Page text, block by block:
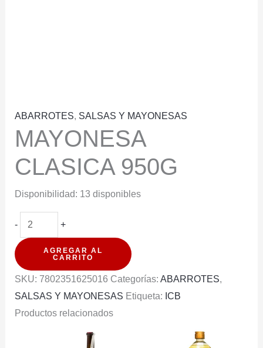
ABARROTES, SALSAS Y MAYONESAS
MAYONESA
CLASICA 950G
Disponibilidad: 13 disponibles
-
MAYONESA
CLASICA
cantidad
+
AGREGAR AL
CARRITO
SKU: 7802351625016 Categorías: ABARROTES,
SALSAS Y MAYONESAS Etiqueta: ICB
Productos relacionados